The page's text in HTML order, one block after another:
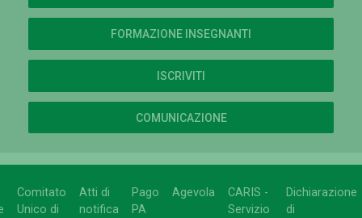
FORMAZIONE INSEGNANTI
ISCRIVITI
COMUNICAZIONE
Comitato
Unico di
Atti di
notifica
Pago
PA
Agevola
CARIS -
Servizio
Dichiarazione
di